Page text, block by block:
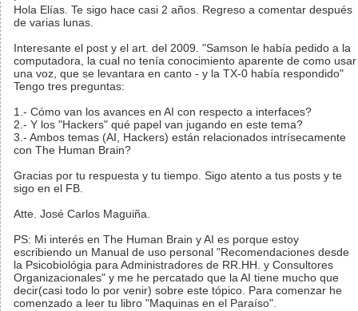
Hola Elías. Te sigo hace casi 2 años. Regreso a comentar después
de varias lunas.
Interesante el post y el art. del 2009. "Samson le había pedido a la
computadora, la cual no tenía conocimiento aparente de como usar
una voz, que se levantara en canto - y la TX-0 había respondido"
Tengo tres preguntas:
1.- Cómo van los avances en AI con respecto a interfaces?
2.- Y los "Hackers" qué papel van jugando en este tema?
3.- Ambos temas (AI, Hackers) están relacionados intrísecamente
con The Human Brain?
Gracias por tu respuesta y tu tiempo. Sigo atento a tus posts y te
sigo en el FB.
Atte. José Carlos Maguiña.
PS: Mi interés en The Human Brain y AI es porque estoy
escribiendo un Manual de uso personal "Recomendaciones desde
la Psicobiológia para Administradores de RR.HH. y Consultores
Organizacionales" y me he percatado que la AI tiene mucho que
decir(casi todo lo por venir) sobre este tópico. Para comenzar he
comenzado a leer tu libro "Maquinas en el Paraíso".